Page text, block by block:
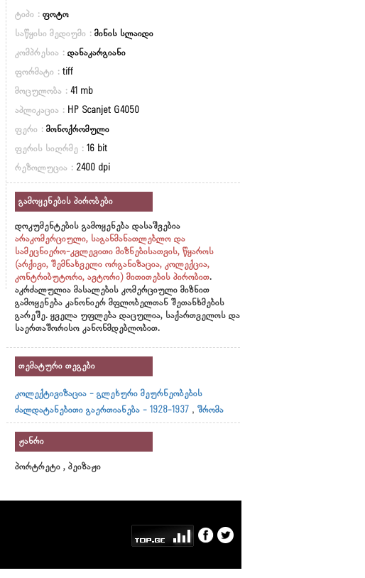
ტიპი : ფოტო
საწყისი მედიუმი : მინის სლაიდი
კომპრესია : დანაკარგიანი
ფორმატი : tiff
მოცულობა : 41 mb
აპლიკაცია : HP Scanjet G4050
ფერი : მონოქრომული
ფერის სიღრმე : 16 bit
რეზოლუცია : 2400 dpi
გამოყენების პირობები
დოკუმენტების გამოყენება დასაშვებია
არაკომერციული, საგანმანათლებლო და
სამეცნიერო-კვლევითი მიზნებისათვის, წყაროს
(არქივი, შემნახველი ორგანიზაცია, კოლექცია,
კონტრიბუტორი, ავტორი) მითითების პირობით.
აკრძალულია მასალების კომერციული მიზნით
გამოყენება კანონიერ მფლობელთან შეთანხმების
გარეშე. ყველა უფლება დაცულია, საქართველოს და
საერთაშორისო კანონმდებლობით.
თემატური თეგები
კოლექტივიზაცია - გლეხური მეურნეობების
ძალდატანებითი გაერთიანება - 1928-1937 , შრომა
ჟანრი
პორტრეტი , პეიზაჟი